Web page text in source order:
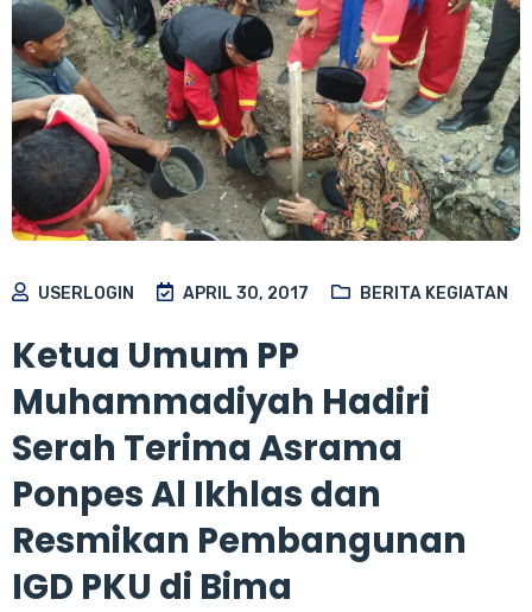
USERLOGIN APRIL 30, 2017 BERITA KEGIATAN
Ketua Umum PP
Muhammadiyah Hadiri
Serah Terima Asrama
Ponpes Al Ikhlas dan
Resmikan Pembangunan
IGD PKU di Bima